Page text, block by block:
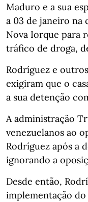
Maduro e a sua
a 03 de janeiro na
Nova Iorque para
tráfico de droga,
Rodríguez e
exigiram que o
a sua detenção
A administração
venezuelanos ao
Rodríguez após a
ignorando a
Desde então,
implementação do